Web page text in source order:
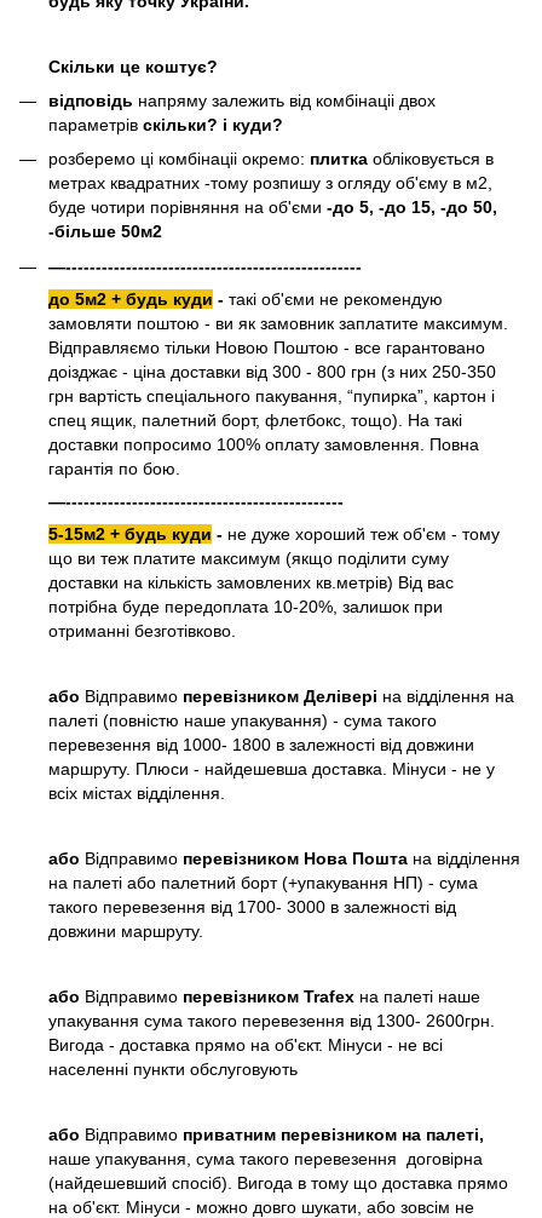
Скільки це коштує?
відповідь напряму залежить від комбінаціі двох
параметрів скільки? і куди?
розберемо ці комбінаціі окремо: плитка обліковується в
метрах квадратних -тому розпишу з огляду об'єму в м2,
буде чотири порівняння на об'єми -до 5, -до 15, -до 50,
-більше 50м2
—-------------------------------------------------
до 5м2 + будь куди - такі об'єми не рекомендую
замовляти поштою - ви як замовник заплатите максимум.
Відправляємо тільки Новою Поштою - все гарантовано
доізджає - ціна доставки від 300 - 800 грн (з них 250-350
грн вартість спеціального пакування, “пупирка”, картон і
спец ящик, палетний борт, флетбокс, тощо). На такі
доставки попросимо 100% оплату замовлення. Повна
гарантія по бою.
—----------------------------------------------
5-15м2 + будь куди - не дуже хороший теж об'єм - тому
що ви теж платите максимум (якщо поділити суму
доставки на кількість замовлених кв.метрів) Від вас
потрібна буде передоплата 10-20%, залишок при
отриманні безготівково.
або Відправимо перевізником Делівері на відділення на
палеті (повністю наше упакування) - сума такого
перевезення від 1000- 1800 в залежності від довжини
маршруту. Плюси - найдешевша доставка. Мінуси - не у
всіх містах відділення.
або Відправимо перевізником Нова Пошта на відділення
на палеті або палетний борт (+упакування НП) - сума
такого перевезення від 1700- 3000 в залежності від
довжини маршруту.
або Відправимо перевізником Trafex на палеті наше
упакування сума такого перевезення від 1300- 2600грн.
Вигода - доставка прямо на об'єкт. Мінуси - не всі
населенні пункти обслуговують
або Відправимо приватним перевізником на палеті,
наше упакування, сума такого перевезення договірна
(найдешевший спосіб). Вигода в тому що доставка прямо
на об'єкт. Мінуси - можно довго шукати, або зовсім не